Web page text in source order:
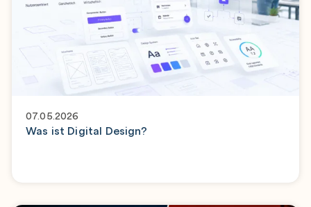
07.05.2026
Was ist Digital Design?